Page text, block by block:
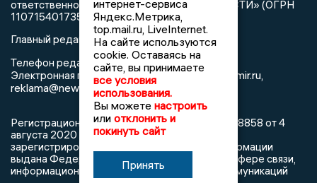
ответственностью «РЕГИОНАЛЬНЫЕ НОВОСТИ» (ОГРН
1107154017354)
Главный редактор: Мазов С. А.
Телефон редакции:8 (4922) 666916
Электронная почта редакции:info@newsvladimir.ru
reklama@newsvladimir.ru
Регистрационный номер: серия Эл № ФС77-78858 от 4
августа 2020 г. согласно выписке из реестра
зарегистрированных средств массовой информации
выдана Федеральной службой по надзору в сфере связи,
информационных технологий и массовых коммуникаций
интернет-сервиса
Яндекс.Метрика,
top.mail.ru, LiveInternet.
На сайте используются
cookie. Оставаясь на
сайте, вы принимаете
все условия
использования.
Вы можете настроить
или отклонить и
покинуть сайт
Принять